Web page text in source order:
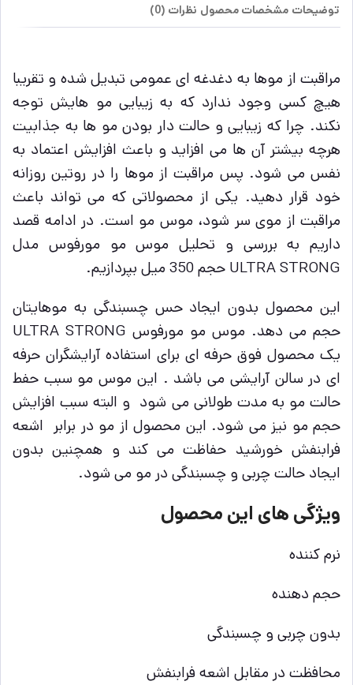
توضیحات مشخصات محصول نظرات (0)
مراقبت از موها به دغدغه ای عمومی تبدیل شده و تقریبا
هیچ کسی وجود ندارد که به زیبایی مو هایش توجه
نکند. چرا که زیبایی و حالت دار بودن مو ها به جذابیت
هرچه بیشتر آن ها می افزاید و باعث افزایش اعتماد به
نفس می شود. پس مراقبت از موها را در روتین روزانه
خود قرار دهید. یکی از محصولاتی که می تواند باعث
مراقبت از موی سر شود، موس مو است. در ادامه قصد
داریم به بررسی و تحلیل موس مو مورفوس مدل
ULTRA STRONG حجم 350 میل بپردازیم.
این محصول بدون ایجاد حس چسبندگی به موهایتان
حجم می دهد. موس مو مورفوس ULTRA STRONG
یک محصول فوق حرفه ای برای استفاده آرایشگران حرفه
ای در سالن آرایشی می باشد . این موس مو سبب حفط
حالت مو به مدت طولانی می شود و البته سبب افزایش
حجم مو نیز می شود. این محصول از مو در برابر اشعه
فرابنفش خورشید حفاظت می کند و همچنین بدون
ایجاد حالت چربی و چسبندگی در مو می شود.
ویژگی های این محصول
نرم کننده
حجم دهنده
بدون چربی و چسبندگی
محافظت در مقابل اشعه فرابنفش